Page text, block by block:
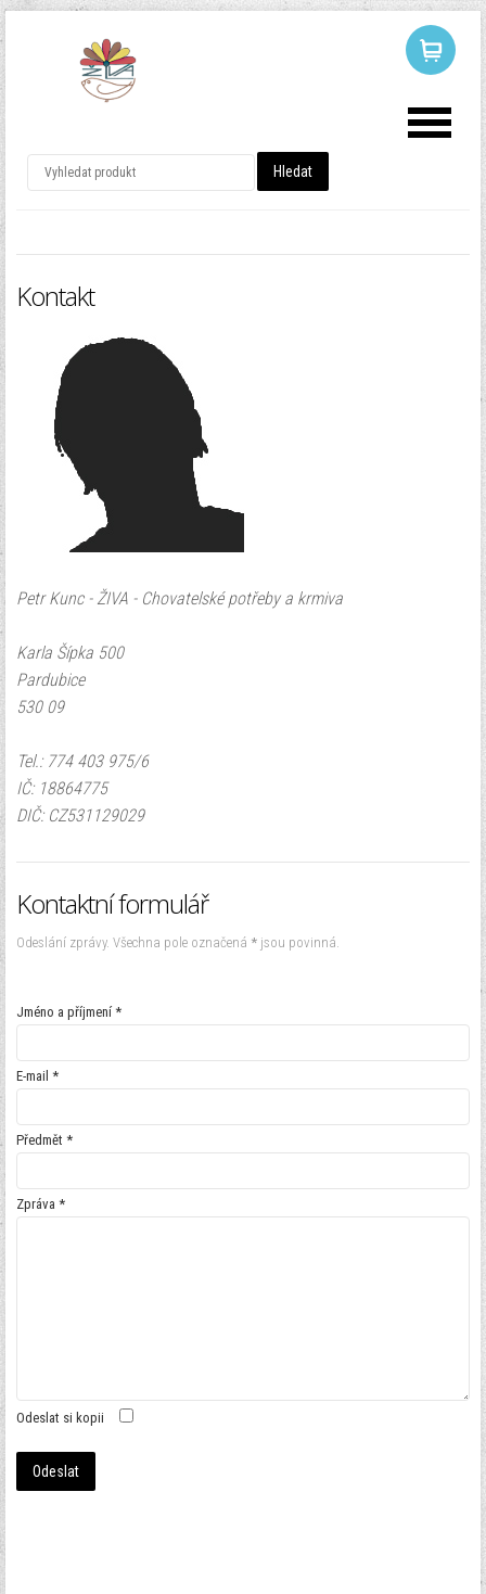
Kontakt
Petr Kunc - ŽIVA - Chovatelské potřeby a krmiva
Karla Šípka 500
Pardubice
530 09
Tel.: 774 403 975/6
IČ: 18864775
DIČ: CZ531129029
Kontaktní formulář
Odeslání zprávy. Všechna pole označená * jsou povinná.
Jméno a příjmení *
E-mail *
Předmět *
Zpráva *
Odeslat si kopii
Odeslat
LOG IN REGISTER
Heslo
Zapomenuté heslo? Zapomenuté jméno?